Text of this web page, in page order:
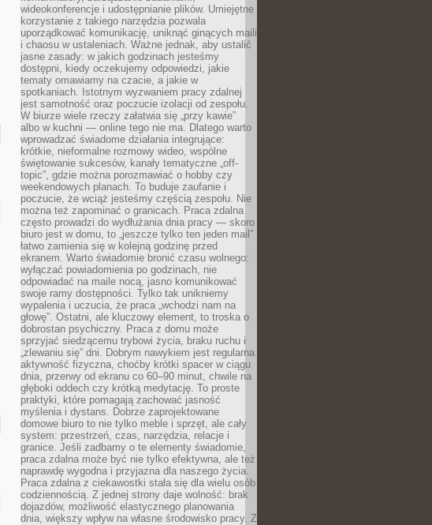
wideokonferencje i udostępnianie plików. Umiejętne
korzystanie z takiego narzędzia pozwala
uporządkować komunikację, uniknąć ginących maili
i chaosu w ustaleniach. Ważne jednak, aby ustalić
jasne zasady: w jakich godzinach jesteśmy
dostępni, kiedy oczekujemy odpowiedzi, jakie
tematy omawiamy na czacie, a jakie w
spotkaniach. Istotnym wyzwaniem pracy zdalnej
jest samotność oraz poczucie izolacji od zespołu.
W biurze wiele rzeczy załatwia się „przy kawie”
albo w kuchni — online tego nie ma. Dlatego warto
wprowadzać świadome działania integrujące:
krótkie, nieformalne rozmowy wideo, wspólne
świętowanie sukcesów, kanały tematyczne „off-
topic”, gdzie można porozmawiać o hobby czy
weekendowych planach. To buduje zaufanie i
poczucie, że wciąż jesteśmy częścią zespołu. Nie
można też zapominać o granicach. Praca zdalna
często prowadzi do wydłużania dnia pracy — skoro
biuro jest w domu, to „jeszcze tylko ten jeden mail”
łatwo zamienia się w kolejną godzinę przed
ekranem. Warto świadomie bronić czasu wolnego:
wyłączać powiadomienia po godzinach, nie
odpowiadać na maile nocą, jasno komunikować
swoje ramy dostępności. Tylko tak unikniemy
wypalenia i uczucia, że praca „wchodzi nam na
głowę”. Ostatni, ale kluczowy element, to troska o
dobrostan psychiczny. Praca z domu może
sprzyjać siedzącemu trybowi życia, braku ruchu i
„zlewaniu się” dni. Dobrym nawykiem jest regularna
aktywność fizyczna, choćby krótki spacer w ciągu
dnia, przerwy od ekranu co 60–90 minut, chwile na
głęboki oddech czy krótką medytację. To proste
praktyki, które pomagają zachować jasność
myślenia i dystans. Dobrze zaprojektowane
domowe biuro to nie tylko meble i sprzęt, ale cały
system: przestrzeń, czas, narzędzia, relacje i
granice. Jeśli zadbamy o te elementy świadomie,
praca zdalna może być nie tylko efektywna, ale też
naprawdę wygodna i przyjazna dla naszego życia.
Praca zdalna z ciekawostki stała się dla wielu osób
codziennością. Z jednej strony daje wolność: brak
dojazdów, możliwość elastycznego planowania
dnia, większy wpływ na własne środowisko pracy. Z